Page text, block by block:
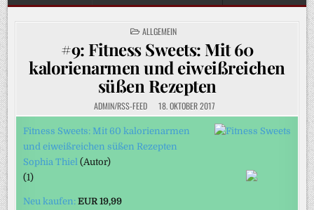
POSTED
IN
ALLGEMEIN
#9: Fitness Sweets: Mit 60
kalorienarmen und eiweißreichen
süßen Rezepten
ADMIN/RSS-FEED 18. OKTOBER 2017
Fitness Sweets: Mit 60 kalorienarmen
und eiweißreichen süßen Rezepten
Sophia Thiel (Autor)
(1)
Neu kaufen:EUR 19,99